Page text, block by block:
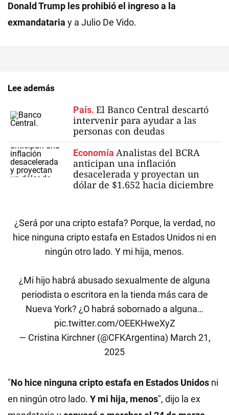
Donald Trump les prohibió el ingreso a la
exmandataria y a Julio De Vido.
Lee además
País. El Banco Central descartó
intervenir para ayudar a las
personas con deudas
Economía Analistas del BCRA
anticipan una inflación
desacelerada y proyectan un
dólar de $1.652 hacia diciembre
¿Será por una cripto estafa? Porque, la verdad, no
hice ninguna cripto estafa en Estados Unidos ni en
ningún otro lado. Y mi hija, menos.
¿Mi hijo habrá abusado sexualmente de alguna
periodista o escritora en la tienda más cara de
Nueva York? ¿O habrá sobornado a alguna…
pic.twitter.com/OEEKHweXyZ
— Cristina Kirchner (@CFKArgentina) March 21,
2025
"No hice ninguna cripto estafa en Estados Unidos ni
en ningún otro lado. Y mi hija, menos", dijo la ex